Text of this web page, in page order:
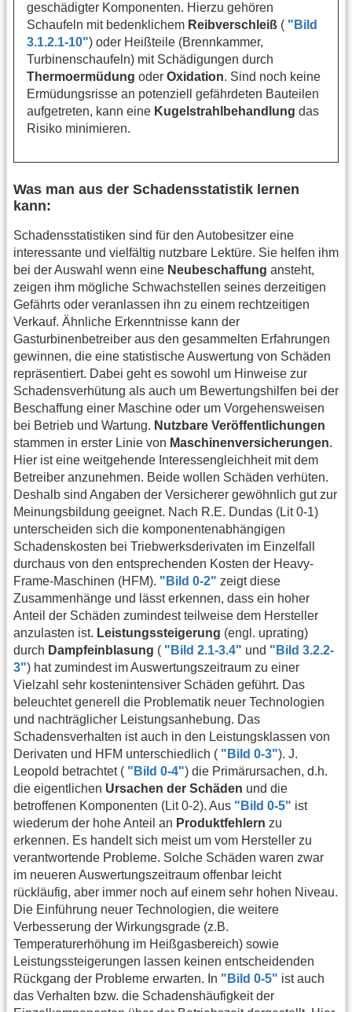
geschädigter Komponenten. Hierzu gehören
Schaufeln mit bedenklichem Reibverschleiß ( "Bild
3.1.2.1-10") oder Heißteile (Brennkammer,
Turbinenschaufeln) mit Schädigungen durch
Thermoermüdung oder Oxidation. Sind noch keine
Ermüdungsrisse an potenziell gefährdeten Bauteilen
aufgetreten, kann eine Kugelstrahlbehandlung das
Risiko minimieren.
Was man aus der Schadensstatistik lernen
kann:
Schadensstatistiken sind für den Autobesitzer eine
interessante und vielfältig nutzbare Lektüre. Sie helfen ihm
bei der Auswahl wenn eine Neubeschaffung ansteht,
zeigen ihm mögliche Schwachstellen seines derzeitigen
Gefährts oder veranlassen ihn zu einem rechtzeitigen
Verkauf. Ähnliche Erkenntnisse kann der
Gasturbinenbetreiber aus den gesammelten Erfahrungen
gewinnen, die eine statistische Auswertung von Schäden
repräsentiert. Dabei geht es sowohl um Hinweise zur
Schadensverhütung als auch um Bewertungshilfen bei der
Beschaffung einer Maschine oder um Vorgehensweisen
bei Betrieb und Wartung. Nutzbare Veröffentlichungen
stammen in erster Linie von Maschinenversicherungen.
Hier ist eine weitgehende Interessengleichheit mit dem
Betreiber anzunehmen. Beide wollen Schäden verhüten.
Deshalb sind Angaben der Versicherer gewöhnlich gut zur
Meinungsbildung geeignet. Nach R.E. Dundas (Lit 0-1)
unterscheiden sich die komponentenabhängigen
Schadenskosten bei Triebwerksderivaten im Einzelfall
durchaus von den entsprechenden Kosten der Heavy-
Frame-Maschinen (HFM). "Bild 0-2" zeigt diese
Zusammenhänge und lässt erkennen, dass ein hoher
Anteil der Schäden zumindest teilweise dem Hersteller
anzulasten ist. Leistungssteigerung (engl. uprating)
durch Dampfeinblasung ( "Bild 2.1-3.4" und "Bild 3.2.2-
3") hat zumindest im Auswertungszeitraum zu einer
Vielzahl sehr kostenintensiver Schäden geführt. Das
beleuchtet generell die Problematik neuer Technologien
und nachträglicher Leistungsanhebung. Das
Schadensverhalten ist auch in den Leistungsklassen von
Derivaten und HFM unterschiedlich ( "Bild 0-3"). J.
Leopold betrachtet ( "Bild 0-4") die Primärursachen, d.h.
die eigentlichen Ursachen der Schäden und die
betroffenen Komponenten (Lit 0-2). Aus "Bild 0-5" ist
wiederum der hohe Anteil an Produktfehlern zu
erkennen. Es handelt sich meist um vom Hersteller zu
verantwortende Probleme. Solche Schäden waren zwar
im neueren Auswertungszeitraum offenbar leicht
rückläufig, aber immer noch auf einem sehr hohen Niveau.
Die Einführung neuer Technologien, die weitere
Verbesserung der Wirkungsgrade (z.B.
Temperaturerhöhung im Heißgasbereich) sowie
Leistungssteigerungen lassen keinen entscheidenden
Rückgang der Probleme erwarten. In "Bild 0-5" ist auch
das Verhalten bzw. die Schadenshäufigkeit der